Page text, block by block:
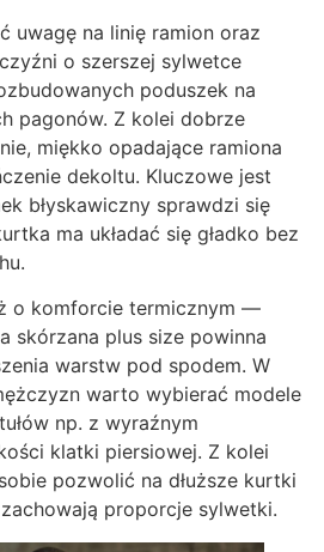
uwagę na linię ramion oraz
o szerszej sylwetce
poduszek na
pagonów. Z kolei dobrze
miękko opadające ramiona
dekoltu. Kluczowe jest
błyskawiczny sprawdzi się
ma układać się gładko bez
o komforcie termicznym —
skórzana plus size powinna
warstw pod spodem. W
warto wybierać modele
np. z wyraźnym
klatki piersiowej. Z kolei
pozwolić na dłuższe kurtki
proporcje sylwetki.